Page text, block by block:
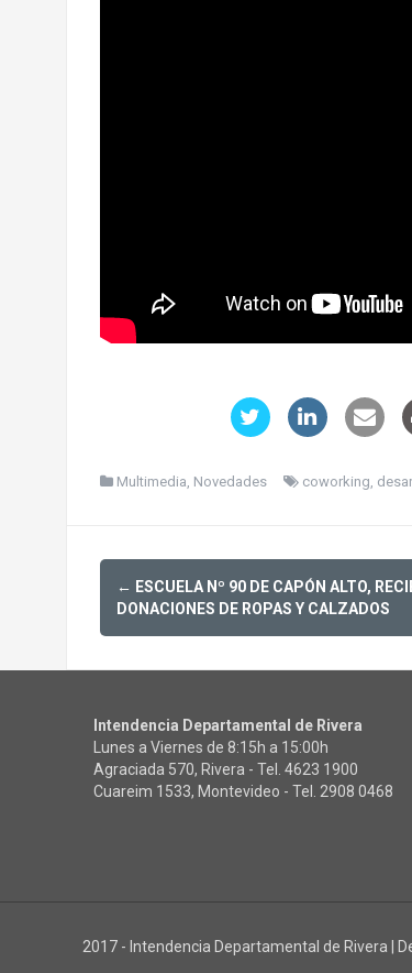
Multimedia Novedades coworking
Post
navigation
← ESCUELA Nº 90 DE CAPÓN ALTO,
DONACIONES DE ROPAS Y CALZADOS
Intendencia Departamental de Rivera
Lunes a Viernes de 8:15h a 15:00h
Agraciada 570, Rivera - Tel. 4623 1900
Cuareim 1533, Montevideo - Tel. 2908 0468
2017 - Intendencia Departamental de Rivera |